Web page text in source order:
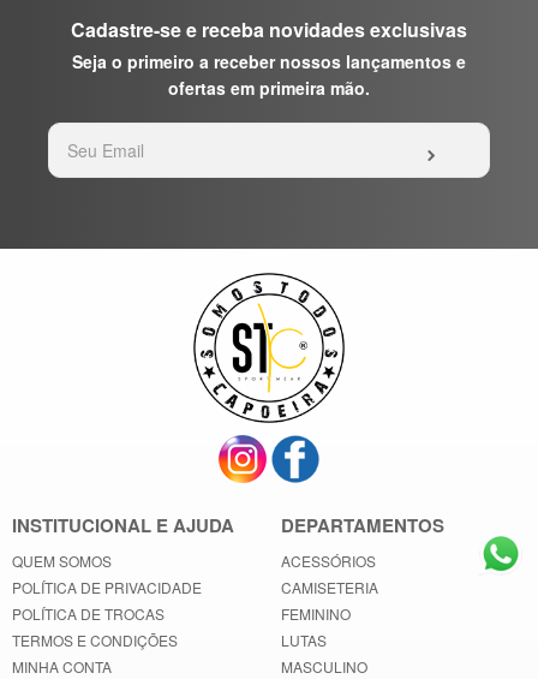
Cadastre-se e receba novidades exclusivas
Seja o primeiro a receber nossos lançamentos e
ofertas em primeira mão.
INSTITUCIONAL E AJUDA
QUEM SOMOS
POLÍTICA DE PRIVACIDADE
POLÍTICA DE TROCAS
TERMOS E CONDIÇÕES
MINHA CONTA
DEPARTAMENTOS
ACESSÓRIOS
CAMISETERIA
FEMININO
LUTAS
MASCULINO